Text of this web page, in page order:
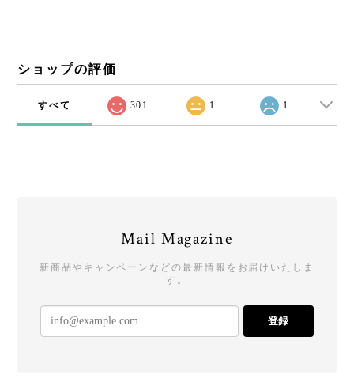
ショップの評価
すべて 301 1 1
Mail Magazine
新商品やキャンペーンなどの最新情報をお届けいたしま
す。
登録